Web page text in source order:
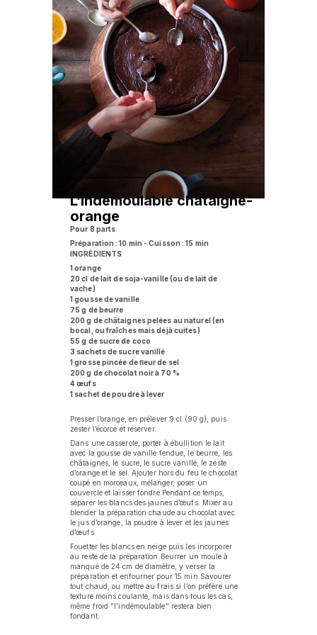
L’indémoulable châtaigne-
orange
Pour 8 parts
Préparation : 10 min - Cuisson : 15 min
INGRÉDIENTS
1 orange
20 cl de lait de soja-vanille (ou de lait de
vache)
1 gousse de vanille
75 g de beurre
200 g de châtaignes pelées au naturel (en
bocal, ou fraîches mais déjà cuites)
55 g de sucre de coco
3 sachets de sucre vanillé
1 grosse pincée de ﬂeur de sel
200 g de chocolat noir à 70 %
4 œufs
1 sachet de poudre à lever
Presser l’orange, en prélever 9 cl (90 g), puis
zester l’écorce et réserver.
Dans une casserole, porter à ébullition le lait
avec la gousse de vanille fendue, le beurre, les
châtaignes, le sucre, le sucre vanillé, le zeste
d’orange et le sel. Ajouter hors du feu le chocolat
coupé en morceaux, mélanger, poser un
couvercle et laisser fondre.Pendant ce temps,
séparer les blancs des jaunes d’œufs. Mixer au
blender la préparation chaude au chocolat avec
le jus d’orange, la poudre à lever et les jaunes
d’œufs.
Fouetter les blancs en neige puis les incorporer
au reste de la préparation.Beurrer un moule à
manqué de 24 cm de diamètre, y verser la
préparation et enfourner pour 15 min.Savourer
tout chaud, ou mettre au frais si l’on préfère une
texture moins coulante, mais dans tous les cas,
même froid "l’indémoulable" restera bien
fondant.